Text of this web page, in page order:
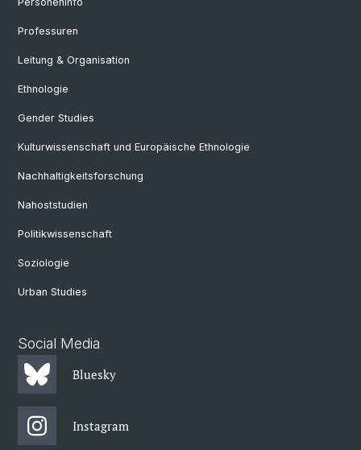
Professuren
Leitung & Organisation
Ethnologie
Gender Studies
Kulturwissenschaft und Europäische Ethnologie
Nachhaltigkeitsforschung
Nahoststudien
Politikwissenschaft
Soziologie
Urban Studies
Social Media
Bluesky
Instagram